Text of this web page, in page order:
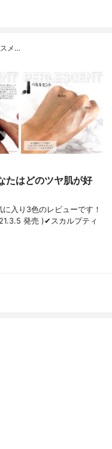
メ…
たはどのツヤ肌が好
入り3色のレビューです！
発売 )✔︎スカルプティ